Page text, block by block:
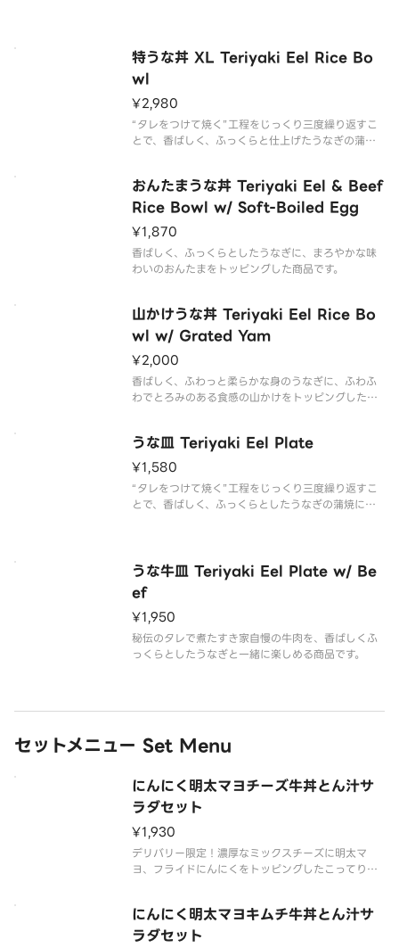
特うな丼 XL Teriyaki Eel Rice Bo
wl
¥2,980
“タレをつけて焼く”工程をじっくり三度繰り返すこ
とで、香ばしく、ふっくらと仕上げたうなぎの蒲焼
おんたまうな丼 Teriyaki Eel & Beef
Rice Bowl w/ Soft-Boiled Egg
¥1,870
香ばしく、ふっくらとしたうなぎに、まろやかな味
わいのおんたまをトッピングした商品です。
山かけうな丼 Teriyaki Eel Rice Bo
wl w/ Grated Yam
¥2,000
香ばしく、ふわっと柔らかな身のうなぎに、ふわふ
わでとろみのある食感の山かけをトッピングした商
うな皿 Teriyaki Eel Plate
¥1,580
“タレをつけて焼く”工程をじっくり三度繰り返すこ
とで、香ばしく、ふっくらとしたうなぎの蒲焼に仕
うな牛皿 Teriyaki Eel Plate w/ Be
ef
¥1,950
秘伝のタレで煮たすき家自慢の牛肉を、香ばしくふ
っくらとしたうなぎと一緒に楽しめる商品です。
セットメニュー Set Menu
にんにく明太マヨチーズ牛丼とん汁サ
ラダセット
¥1,930
デリバリー限定！濃厚なミックスチーズに明太マ
ヨ、フライドにんにくをトッピングしたこってり大
にんにく明太マヨキムチ牛丼とん汁サ
ラダセット